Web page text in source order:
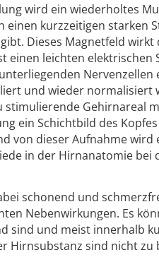
wird ein wiederholtes
einen kurzzeitigen starken
Dieses Magnetfeld
einen leichten
und wieder normalisiert
stimulierende Gehirnareal
ein Schichtbild des
von dieser Aufnahme
in der Hirnanatomie
schonend und
Nebenwirkungen. Es
sind und meist innerhalb
Hirnsubstanz sind nicht zu